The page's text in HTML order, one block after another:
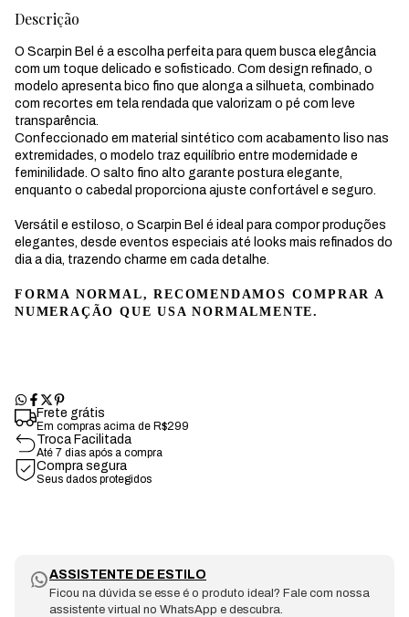
Descrição
O Scarpin Bel é a escolha perfeita para quem busca elegância
com um toque delicado e sofisticado. Com design refinado, o
modelo apresenta bico fino que alonga a silhueta, combinado
com recortes em tela rendada que valorizam o pé com leve
transparência.
Confeccionado em material sintético com acabamento liso nas
extremidades, o modelo traz equilíbrio entre modernidade e
feminilidade. O salto fino alto garante postura elegante,
enquanto o cabedal proporciona ajuste confortável e seguro.
Versátil e estiloso, o Scarpin Bel é ideal para compor produções
elegantes, desde eventos especiais até looks mais refinados do
dia a dia, trazendo charme em cada detalhe.
FORMA NORMAL, RECOMENDAMOS COMPRAR A
NUMERAÇÃO QUE USA NORMALMENTE.
Frete grátis
Em compras acima de R$299
Troca Facilitada
Até 7 dias após a compra
Compra segura
Seus dados protegidos
ASSISTENTE DE ESTILO
Ficou na dúvida se esse é o produto ideal? Fale com nossa
assistente virtual no WhatsApp e descubra.